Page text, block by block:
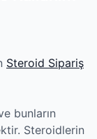
Steroid Sipariş
bunların
Steroidlerin